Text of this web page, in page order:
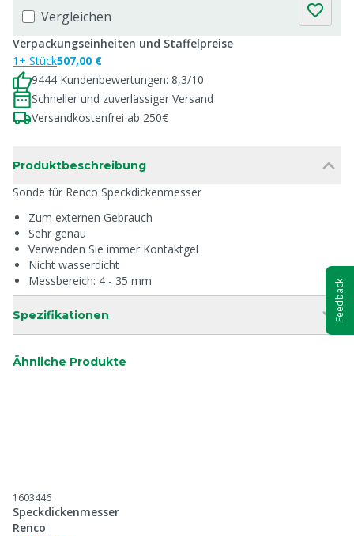
Vergleichen
Verpackungseinheiten und Staffelpreise
1+ Stück507,00 €
9444 Kundenbewertungen: 8,3/10
Schneller und zuverlässiger Versand
Versandkostenfrei ab 250€
Produktbeschreibung
Sonde für Renco Speckdickenmesser
Zum externen Gebrauch
Sehr genau
Verwenden Sie immer Kontaktgel
Nicht wasserdicht
Messbereich: 4 - 35 mm
Spezifikationen
Ähnliche Produkte
1603446
Speckdickenmesser
Renco
Feedback